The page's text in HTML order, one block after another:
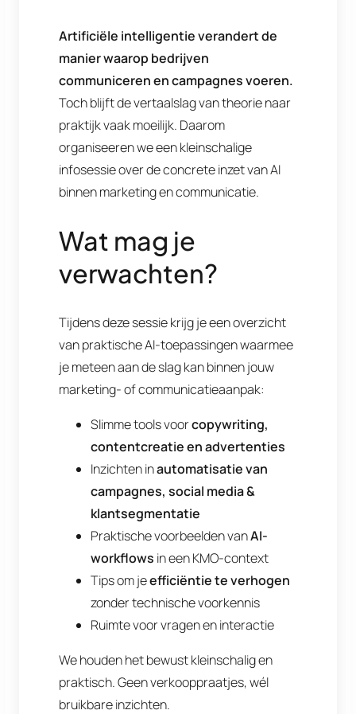
Artificiële intelligentie verandert de
manier waarop bedrijven
communiceren en campagnes voeren.
Toch blijft de vertaalslag van theorie naar
praktijk vaak moeilijk. Daarom
organiseeren we een kleinschalige
infosessie over de concrete inzet van AI
binnen marketing en communicatie.
Wat mag je
verwachten?
Tijdens deze sessie krijg je een overzicht
van praktische AI-toepassingen waarmee
je meteen aan de slag kan binnen jouw
marketing- of communicatieaanpak:
Slimme tools voorcopywriting,
contentcreatie en advertenties
Inzichten inautomatisatie van
campagnes, social media &
klantsegmentatie
Praktische voorbeelden vanAI-
workflows in een KMO-context
Tips om jeefficiëntie te verhogen
zonder technische voorkennis
Ruimte voor vragen en interactie
We houden het bewust kleinschalig en
praktisch. Geen verkooppraatjes, wél
bruikbare inzichten.